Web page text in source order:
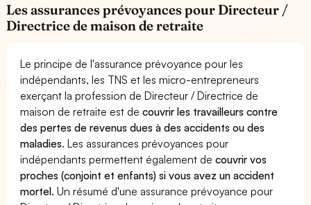
Les assurances prévoyances pour Directeur /
Directrice de maison de retraite
Le principe de l'assurance prévoyance pour les
indépendants, les TNS et les micro-entrepreneurs
exerçant la profession de Directeur / Directrice de
maison de retraite est decouvrir les travailleurs contre
des pertes de revenus dues à des accidents ou des
maladies. Les assurances prévoyances pour
indépendants permettent également decouvrir vos
proches (conjoint et enfants) si vous avez un accident
mortel. Un résumé d'une assurance prévoyance pour